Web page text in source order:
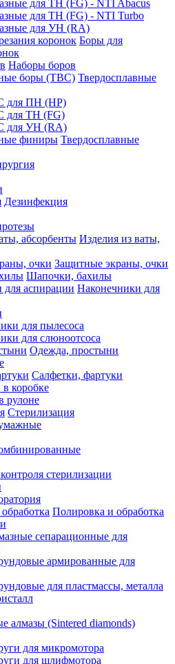
для ТН (FG) - NTI Abacus
для ТН (FG) - NTI Turbo
для УН (RA)
Боры для
Наборы боров
Твердосплавные
для ПН (HP)
для ТН (FG)
для УН (RA)
Твердосплавные
Дезинфекция
Изделия из ваты,
Защитные экраны, очки
Шапочки, бахилы
Наконечники для
для пылесоса
для слюноотсоса
Одежда, простыни
Салфетки, фартуки
коробке
рулоне
Стерилизация
стерилизации
Полировка и обработка
сепарационные для
армированные для
для пластмассы, металла
алмазы (Sintered diamonds)
для микромотора
для шлифмотора